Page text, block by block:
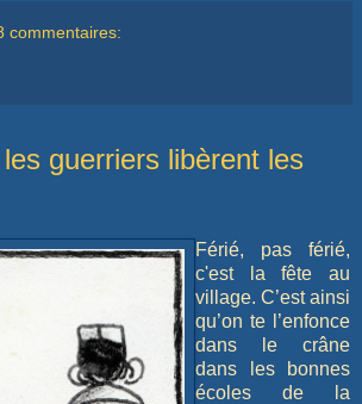
commentaires:
guerriers libèrent les
Férié, pas férié,
c'est la fête au
village. C’est ainsi
qu’on te l’enfonce
dans le crâne
dans les bonnes
écoles de la